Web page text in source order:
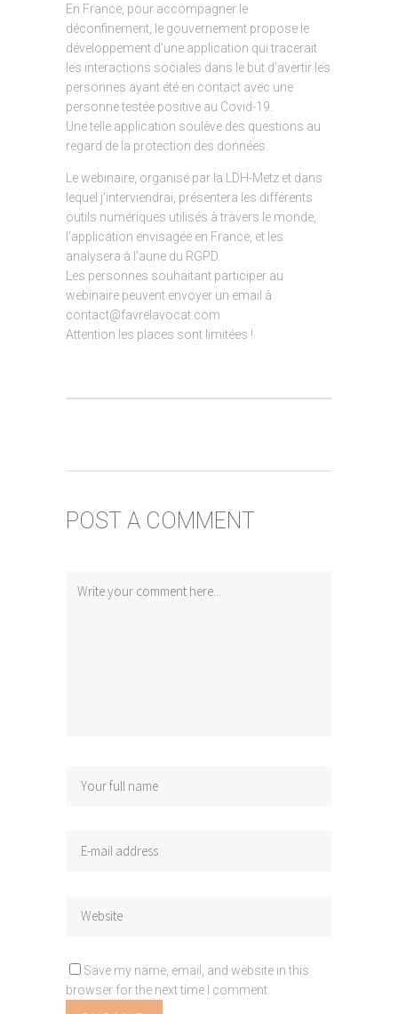
En France, pour accompagner le
déconfinement, le gouvernement propose le
développement d’une application qui tracerait
les interactions sociales dans le but d’avertir les
personnes ayant été en contact avec une
personne testée positive au Covid-19.
Une telle application soulève des questions au
regard de la protection des données.
Le webinaire, organisé par la LDH-Metz et dans
lequel j’interviendrai, présentera les différents
outils numériques utilisés à travers le monde,
l’application envisagée en France, et les
analysera à l’aune du RGPD.
Les personnes souhaitant participer au
webinaire peuvent envoyer un email à
contact@favrelavocat.com
Attention les places sont limitées !
POST A COMMENT
Save my name, email, and website in this
browser for the next time I comment.